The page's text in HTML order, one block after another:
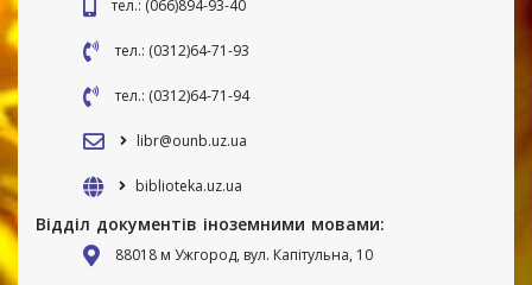
тел.: (066)894-93-40
тел.: (0312)64-71-93
тел.: (0312)64-71-94
libr@ounb.uz.ua
biblioteka.uz.ua
Відділ документів іноземними мовами:
88018 м Ужгород, вул. Капітульна, 10